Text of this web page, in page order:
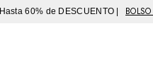
Hasta 60% de DESCUENTO |